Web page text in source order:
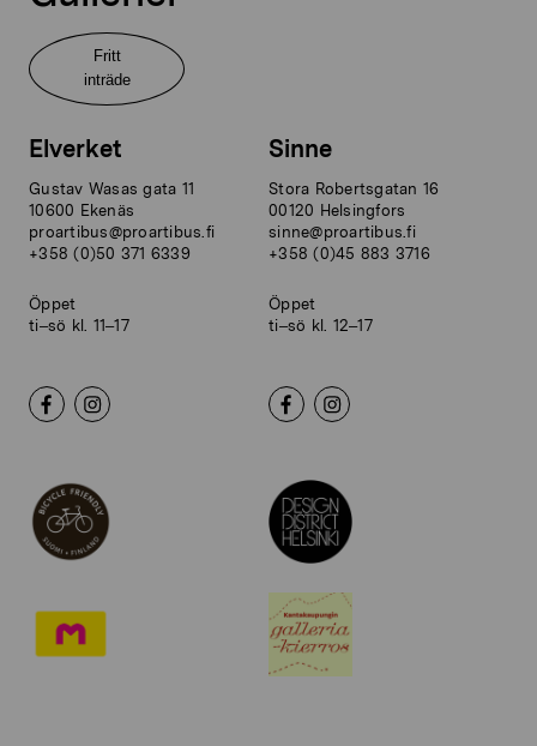
Fritt
inträde
Elverket
Gustav Wasas gata 11
10600 Ekenäs
proartibus@proartibus.fi
+358 (0)50 371 6339
Öppet
ti–sö kl. 11–17
Sinne
Stora Robertsgatan 16
00120 Helsingfors
sinne@proartibus.fi
+358 (0)45 883 3716
Öppet
ti–sö kl. 12–17